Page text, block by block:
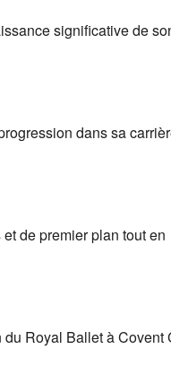
significative de
dans sa
de premier plan tout en
du Royal Ballet à Covent